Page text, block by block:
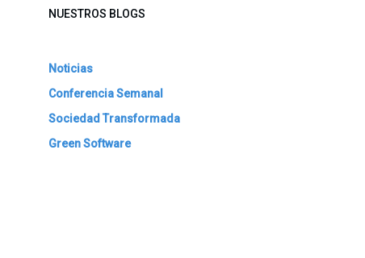
NUESTROS BLOGS
Noticias
Conferencia Semanal
Sociedad Transformada
Green Software